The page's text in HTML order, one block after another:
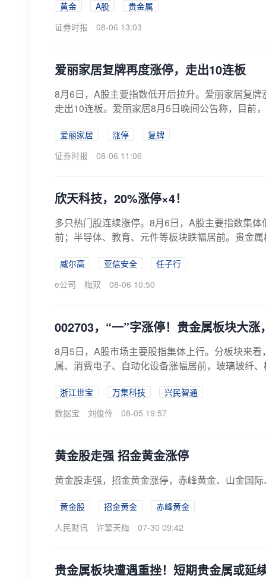
黄金 A股
贵金属
证券时报
08-06 13:03
爱丽家居复牌再度涨停，走出10连板
8月6日，A股主要指数低开后拉升。爱丽家居复
走出10连板。爱丽家居8月5日晚间公告称，目前
爱丽家居 涨停
复牌
证券时报
08-06 11:06
欣天科技，20%涨停×4！
多只热门股连续涨停。8月6日，A股主要指数集
前；半导体、教育、元件等板块跌幅居前。贵金
威尔高 亚信安全
任子行
e公司
梅双 08-06 10:50
002703，“一”字涨停！贵金属板块大
8月5日，A股市场主要股指集体上行。分板块来
属、消费电子、自动化设备涨幅居前，玻璃玻纤
浙江世宝 万集科技
兴民智通
数据宝
刘俊伶 08-05 19:57
黄金股走强 招金黄金涨停
黄金股走强，招金黄金涨停，赤峰黄金、山金国
黄金股 招金黄金
赤峰黄金
人民财讯
许擎天梅 07-30 09:42
贵金属板块遭遇重挫！短期贵金属或延